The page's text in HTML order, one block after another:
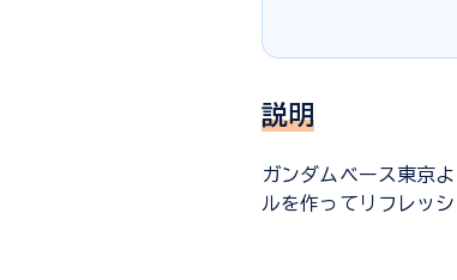
説明
ガンダムベース東京
ルを作ってリフレッシ